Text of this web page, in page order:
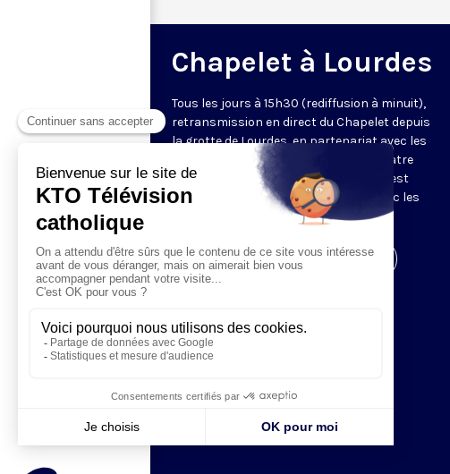
Chapelet à Lourdes
Tous les jours à 15h30 (rediffusion à minuit),
retransmission en direct du Chapelet depuis
la grotte de Lourdes, en partenariat avec les
Sanctuaires. Chaque jour, l'une des quatre
méditations des mystères du Rosaire est
proposée en communion de prière avec les
Visiter la page de l'émission